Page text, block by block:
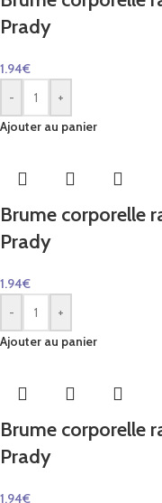
Prady
1.94€
-
+
Ajouter au panier
Brume corporelle
Prady
1.94€
-
+
Ajouter au panier
Brume corporelle
Prady
1.94€